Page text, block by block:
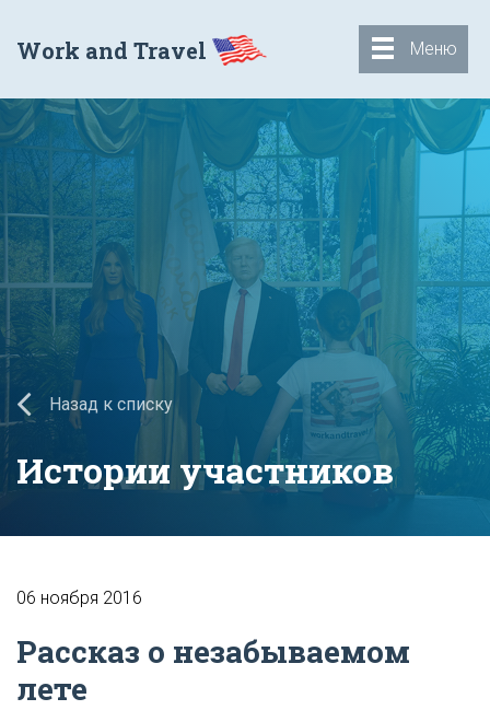
Меню
Work and Travel
Назад к списку
Истории участников
06 ноября 2016
Рассказ о незабываемом
лете